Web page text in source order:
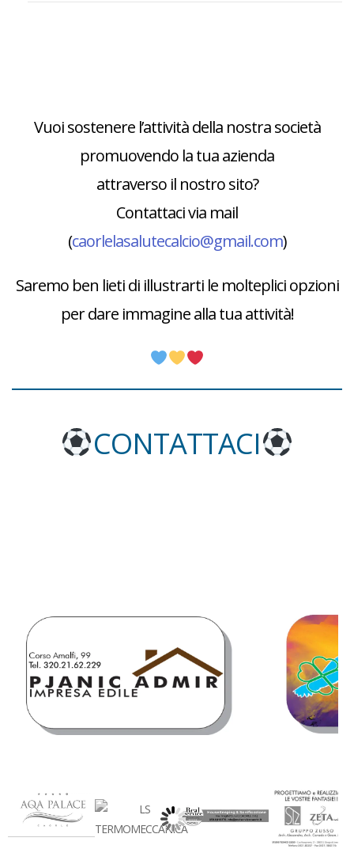
Vuoi sostenere l’attività della nostra società
promuovendo la tua azienda
attraverso il nostro sito?
Contattaci via mail
(caorlelasalutecalcio@gmail.com)
Saremo ben lieti di illustrarti le molteplici opzioni
per dare immagine alla tua attività!
CONTATTACI